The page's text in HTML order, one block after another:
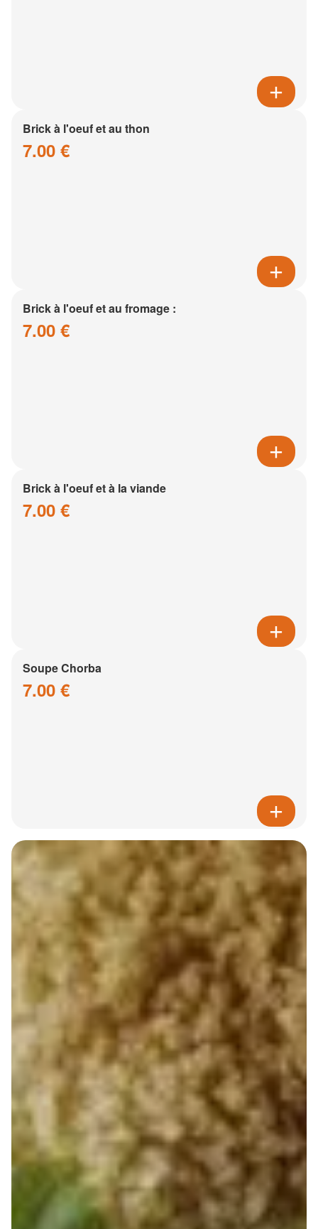
Brick à l'oeuf et au thon
7.00 €
Brick à l'oeuf et au fromage :
7.00 €
Brick à l'oeuf et à la viande
7.00 €
Soupe Chorba
7.00 €